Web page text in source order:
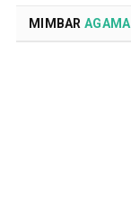
MIMBAR AGAMA